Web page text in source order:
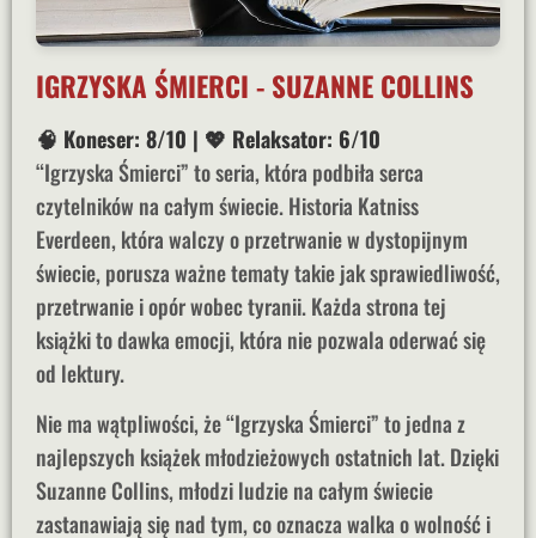
IGRZYSKA ŚMIERCI - SUZANNE COLLINS
🧠 Koneser: 8/10 | 💖 Relaksator: 6/10
“Igrzyska Śmierci” to seria, która podbiła serca
czytelników na całym świecie. Historia Katniss
Everdeen, która walczy o przetrwanie w dystopijnym
świecie, porusza ważne tematy takie jak sprawiedliwość,
przetrwanie i opór wobec tyranii. Każda strona tej
książki to dawka emocji, która nie pozwala oderwać się
od lektury.
Nie ma wątpliwości, że “Igrzyska Śmierci” to jedna z
najlepszych książek młodzieżowych ostatnich lat. Dzięki
Suzanne Collins, młodzi ludzie na całym świecie
zastanawiają się nad tym, co oznacza walka o wolność i